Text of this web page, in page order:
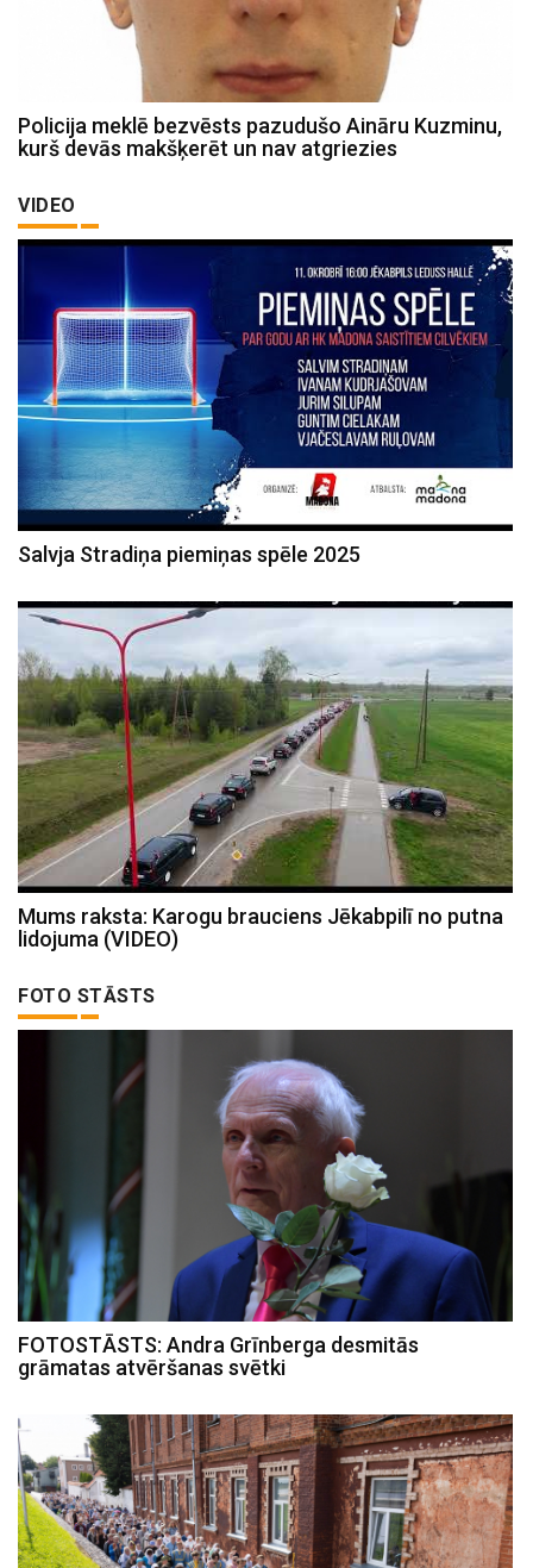
Policija meklē bezvēsts pazudušo Aināru Kuzminu,
kurš devās makšķerēt un nav atgriezies
VIDEO
Salvja Stradiņa piemiņas spēle 2025
Mums raksta: Karogu brauciens Jēkabpilī no putna
lidojuma (VIDEO)
FOTO STĀSTS
FOTOSTĀSTS: Andra Grīnberga desmitās
grāmatas atvēršanas svētki